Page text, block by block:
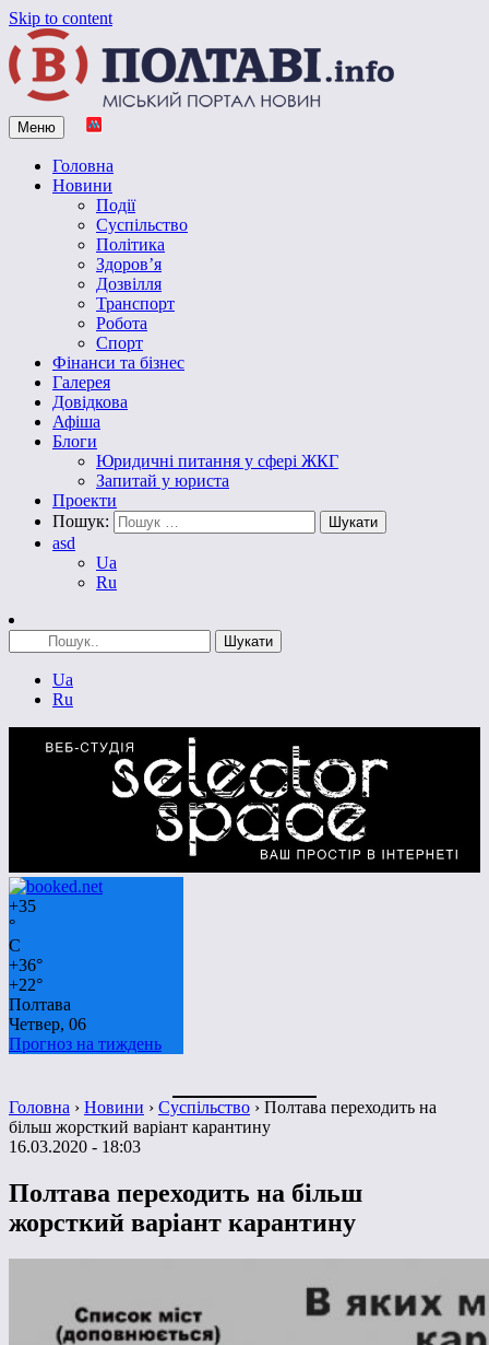
Skip to content
Vpoltave.info
Полтавський портал новин
Меню
Головна
Новини
Події
Суспільство
Політика
Здоров’я
Дозвілля
Транспорт
Робота
Спорт
Фінанси та бізнес
Галерея
Довідкова
Афіша
Блоги
Юридичні питання у сфері ЖКГ
Запитай у юриста
Проекти
Пошук:
asd
Ua
Ru
Ua
Ru
+35
°
C
+36°
+22°
Полтава
Четвер, 06
Прогноз на тиждень
Головна › Новини › Суспільство › Полтава переходить на
більш жорсткий варіант карантину
16.03.2020 - 18:03
Полтава переходить на більш
жорсткий варіант карантину